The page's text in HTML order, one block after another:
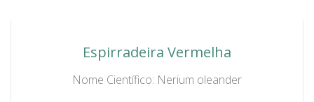
Espirradeira Vermelha
Nome Científico: Nerium oleander